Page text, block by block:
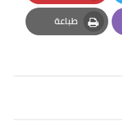
Pinterest
طباعة
Print